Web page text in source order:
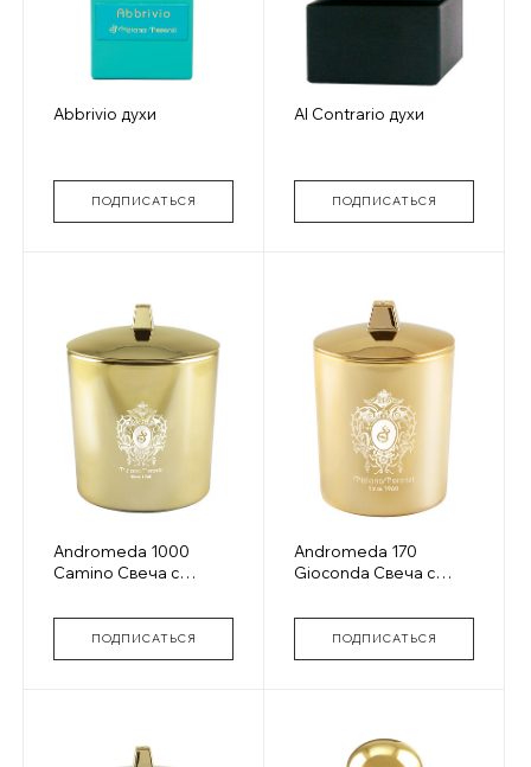
Abbrivio духи
ПОДПИСАТЬСЯ
Al Contrario духи
ПОДПИСАТЬСЯ
Andromeda 1000
Camino Свеча с
glass
ПОДПИСАТЬСЯ
Andromeda 170
Gioconda Свеча с
glass
ПОДПИСАТЬСЯ